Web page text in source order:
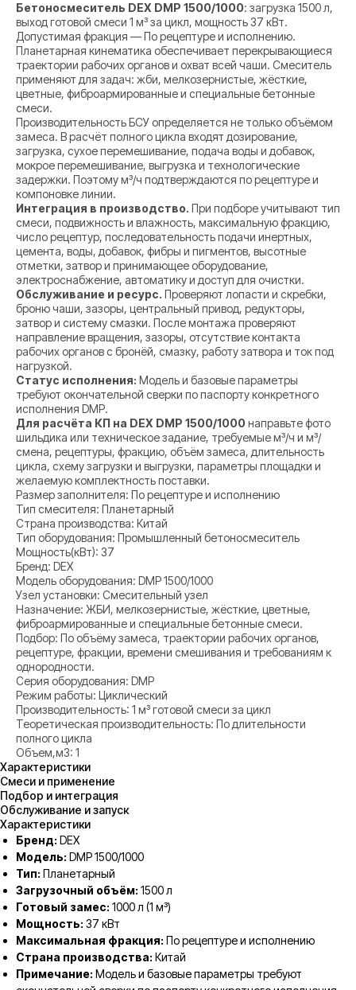
Бетоносмеситель DEX DMP 1500/1000: загрузка 1500 л,
выход готовой смеси 1 м³ за цикл, мощность 37 кВт.
Допустимая фракция — По рецептуре и исполнению.
Планетарная кинематика обеспечивает перекрывающиеся
траектории рабочих органов и охват всей чаши. Смеситель
применяют для задач: жби, мелкозернистые, жёсткие,
цветные, фиброармированные и специальные бетонные
смеси.
Производительность БСУ определяется не только объёмом
замеса. В расчёт полного цикла входят дозирование,
загрузка, сухое перемешивание, подача воды и добавок,
мокрое перемешивание, выгрузка и технологические
задержки. Поэтому м³/ч подтверждаются по рецептуре и
компоновке линии.
Интеграция в производство. При подборе учитывают тип
смеси, подвижность и влажность, максимальную фракцию,
число рецептур, последовательность подачи инертных,
цемента, воды, добавок, фибры и пигментов, высотные
отметки, затвор и принимающее оборудование,
электроснабжение, автоматику и доступ для очистки.
Обслуживание и ресурс. Проверяют лопасти и скребки,
броню чаши, зазоры, центральный привод, редукторы,
затвор и систему смазки. После монтажа проверяют
направление вращения, зазоры, отсутствие контакта
рабочих органов с бронёй, смазку, работу затвора и ток под
нагрузкой.
Статус исполнения: Модель и базовые параметры
требуют окончательной сверки по паспорту конкретного
исполнения DMP.
Для расчёта КП на DEX DMP 1500/1000 направьте фото
шильдика или техническое задание, требуемые м³/ч и м³/
смена, рецептуры, фракцию, объём замеса, длительность
цикла, схему загрузки и выгрузки, параметры площадки и
желаемую комплектность поставки.
Размер заполнителя: По рецептуре и исполнению
Тип смесителя: Планетарный
Страна производства: Китай
Тип оборудования: Промышленный бетоносмеситель
Мощность(кВт): 37
Бренд: DEX
Модель оборудования: DMP 1500/1000
Узел установки: Смесительный узел
Назначение: ЖБИ, мелкозернистые, жёсткие, цветные,
фиброармированные и специальные бетонные смеси.
Подбор: По объёму замеса, траектории рабочих органов,
рецептуре, фракции, времени смешивания и требованиям к
однородности.
Серия оборудования: DMP
Режим работы: Циклический
Производительность: 1 м³ готовой смеси за цикл
Теоретическая производительность: По длительности
полного цикла
Объем,м3: 1
Характеристики
Смеси и применение
Подбор и интеграция
Обслуживание и запуск
Характеристики
Бренд: DEX
Модель: DMP 1500/1000
Тип: Планетарный
Загрузочный объём: 1500 л
Готовый замес: 1000 л (1 м³)
Мощность: 37 кВт
Максимальная фракция: По рецептуре и исполнению
Страна производства: Китай
Примечание: Модель и базовые параметры требуют